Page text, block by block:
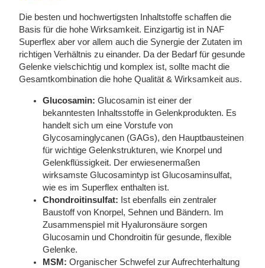
Die besten und hochwertigsten Inhaltstoffe schaffen die
Basis für die hohe Wirksamkeit. Einzigartig ist in NAF
Superflex aber vor allem auch die Synergie der Zutaten im
richtigen Verhältnis zu einander. Da der Bedarf für gesunde
Gelenke vielschichtig und komplex ist, sollte macht die
Gesamtkombination die hohe Qualität & Wirksamkeit aus.
Glucosamin: Glucosamin ist einer der
bekanntesten Inhaltsstoffe in Gelenkprodukten. Es
handelt sich um eine Vorstufe von
Glycosaminglycanen (GAGs), den Hauptbausteinen
für wichtige Gelenkstrukturen, wie Knorpel und
Gelenkflüssigkeit. Der erwiesenermaßen
wirksamste Glucosamintyp ist Glucosaminsulfat,
wie es im Superflex enthalten ist.
Chondroitinsulfat: Ist ebenfalls ein zentraler
Baustoff von Knorpel, Sehnen und Bändern. Im
Zusammenspiel mit Hyaluronsäure sorgen
Glucosamin und Chondroitin für gesunde, flexible
Gelenke.
MSM: Organischer Schwefel zur Aufrechterhaltung